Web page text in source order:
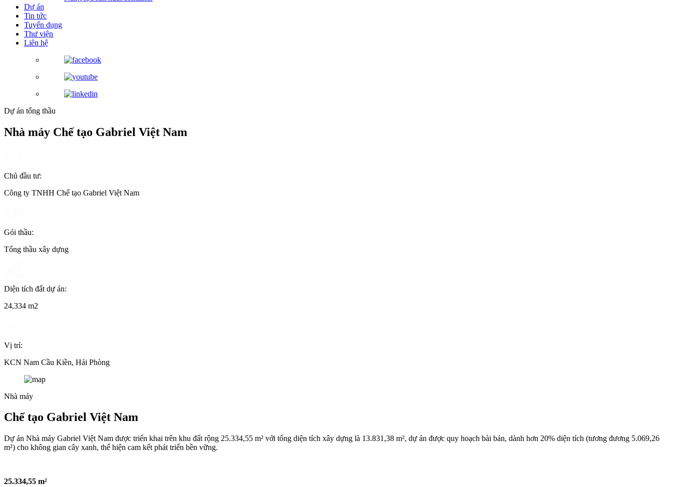
Dự án
Tin tức
Tuyển dụng
Thư viện
Liên hệ
Dự án tổng thầu
Nhà máy Chế tạo Gabriel Việt Nam
Chủ đầu tư:
Công ty TNHH Chế tạo Gabriel Việt Nam
Gói thầu:
Tổng thầu xây dựng
Diện tích đất dự án:
24,334 m2
Vị trí:
KCN Nam Cầu Kiền, Hải Phòng
Nhà máy
Chế tạo Gabriel Việt Nam
Dự án Nhà máy Gabriel Việt Nam được triển khai trên khu đất rộng 25.334,55 m² với tổng diện tích xây dựng là 13.831,38 m², dự án được quy hoạch bài bản, dành hơn 20% diện tích (tương đương 5.069,26
m²) cho không gian cây xanh, thể hiện cam kết phát triển bền vững.
25.334,55 m²